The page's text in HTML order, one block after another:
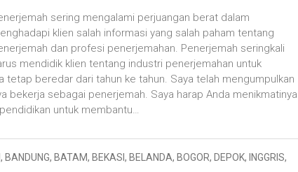
sering mengalami perjuangan berat dalam
klien salah informasi yang salah paham tentang
dan profesi penerjemahan. Penerjemah seringkali
mendidik klien tentang industri penerjemahan untuk
beredar dari tahun ke tahun. Saya telah mengumpulkan
sebagai penerjemah. Saya harap Anda menikmatinya.
untuk membantu…
, BANDUNG, BATAM, BEKASI , BELANDA, BOGOR, DEPOK, INGGRIS,